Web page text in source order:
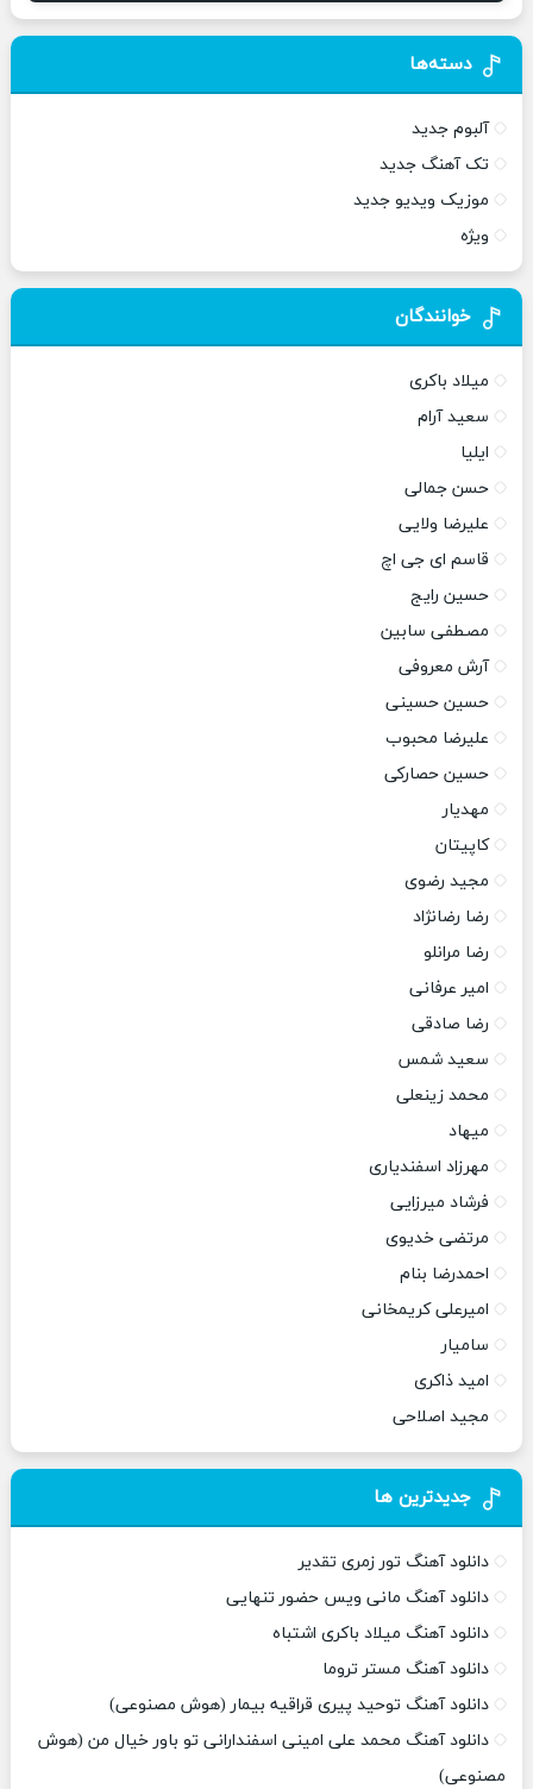
دسته‌ها
آلبوم جدید
تک آهنگ جدید
موزیک ویدیو جدید
ویژه
خوانندگان
میلاد باکری
سعید آرام
ایلیا
حسن جمالی
علیرضا ولایی
قاسم ای جی اچ
حسین رایج
مصطفی سابین
آرش معروفی
حسین حسینی
علیرضا محبوب
حسین حصارکی
مهدیار
کاپیتان
مجید رضوی
رضا رضانژاد
رضا مرانلو
امیر عرفانی
رضا صادقی
سعید شمس
محمد زینعلی
میهاد
مهرزاد اسفندیاری
فرشاد میرزایی
مرتضی خدیوی
احمدرضا بنام
امیرعلی کریمخانی
سامیار
امید ذاکری
مجید اصلاحی
جدیدترین ها
دانلود آهنگ تور زمری تقدیر
دانلود آهنگ مانی ویس حضور تنهایی
دانلود آهنگ میلاد باکری اشتباه
دانلود آهنگ مستر تروما
دانلود آهنگ توحید پیری قراقیه بیمار (هوش مصنوعی)
دانلود آهنگ محمد علی امینی اسفندارانی تو باور خیال من (هوش
مصنوعی)